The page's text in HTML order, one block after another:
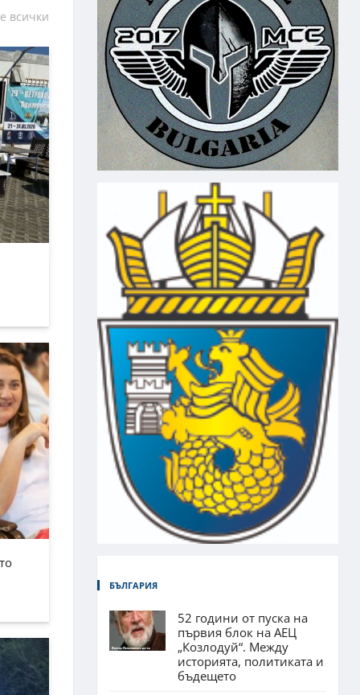
всички
БЪЛГАРИЯ
52 години от пуска на
първия блок на АЕЦ
„Козлодуй“. Между
историята, политиката и
бъдещето